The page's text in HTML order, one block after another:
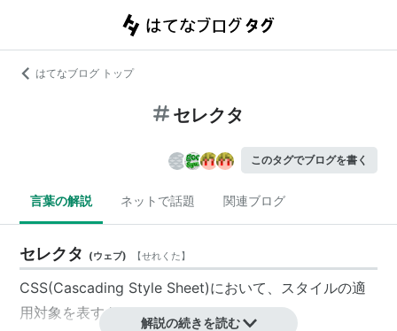
はてなブログ トップ
セレクタ
このタグでブログを書く
言葉の解説 ネットで話題 関連ブログ
セレクタ (ウェブ) 【せれくた】
CSS(Cascading Style Sheet)において、スタイルの適
用対象を表すもの。
解説の続きを読む